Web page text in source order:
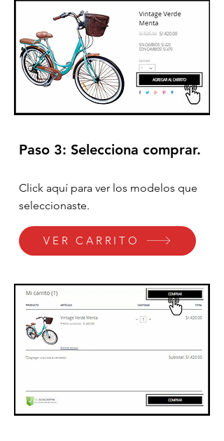
Paso 3: Selecciona comprar.
Click aquí para ver los modelos que
seleccionaste.
VER CARRITO